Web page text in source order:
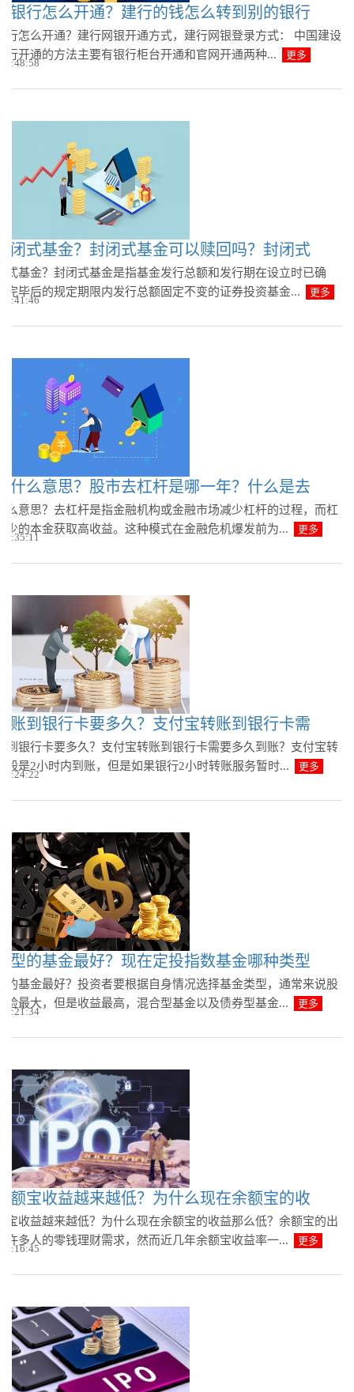
银行怎么开通？建行的钱怎么转到别的银行
行怎么开通？建行网银开通方式，建行网银登录方式： 中国建设
行开通的方法主要有银行柜台开通和官网开通两种...
更多
闭式基金？封闭式基金可以赎回吗？封闭式
式基金？封闭式基金是指基金发行总额和发行期在设立时已确
完毕后的规定期限内发行总额固定不变的证券投资基金...
更多
什么意思？股市去杠杆是哪一年？什么是去
么意思？去杠杆是指金融机构或金融市场减少杠杆的过程，而杠
少的本金获取高收益。这种模式在金融危机爆发前为...
更多
账到银行卡要多久？支付宝转账到银行卡需
到银行卡要多久？支付宝转账到银行卡需要多久到账？支付宝转
般是2小时内到账，但是如果银行2小时转账服务暂时...
更多
型的基金最好？现在定投指数基金哪种类型
的基金最好？投资者要根据自身情况选择基金类型，通常来说股
险最大，但是收益最高，混合型基金以及债券型基金...
更多
额宝收益越来越低？为什么现在余额宝的收
宝收益越来越低？为什么现在余额宝的收益那么低？余额宝的出
许多人的零钱理财需求，然而近几年余额宝收益率一...
更多